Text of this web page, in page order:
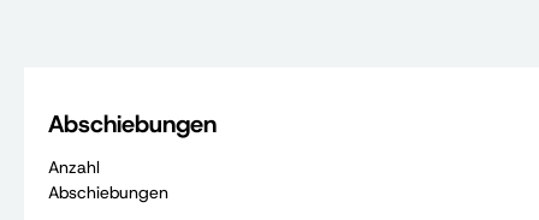
Abschiebungen
Anzahl
Abschiebungen